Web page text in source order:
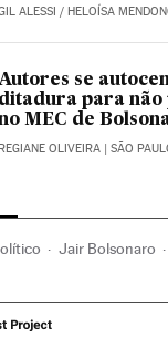
ALESSI / HELOÍSA
se
ditadura para não
MEC de
REGIANE OLIVEIRA | SÃO
Jair Bolsonaro
Brasil